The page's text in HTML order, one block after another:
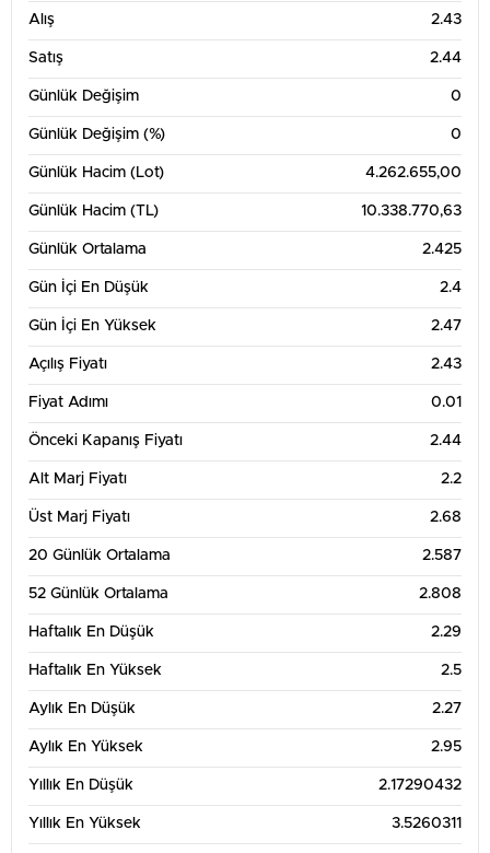
Alış 2.43
Satış 2.44
Günlük Değişim 0
Günlük Değişim (%) 0
Günlük Hacim (Lot) 4.262.655,00
Günlük Hacim (TL) 10.338.770,63
Günlük Ortalama 2.425
Gün İçi En Düşük 2.4
Gün İçi En Yüksek 2.47
Açılış Fiyatı 2.43
Fiyat Adımı 0.01
Önceki Kapanış Fiyatı 2.44
Alt Marj Fiyatı 2.2
Üst Marj Fiyatı 2.68
20 Günlük Ortalama 2.587
52 Günlük Ortalama 2.808
Haftalık En Düşük 2.29
Haftalık En Yüksek 2.5
Aylık En Düşük 2.27
Aylık En Yüksek 2.95
Yıllık En Düşük 2.17290432
Yıllık En Yüksek 3.5260311